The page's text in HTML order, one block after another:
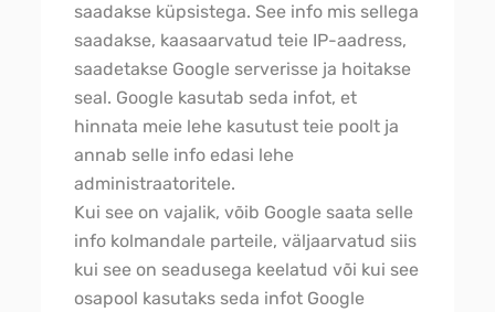
saadakse küpsistega. See info mis sellega
saadakse, kaasaarvatud teie IP-aadress,
saadetakse Google serverisse ja hoitakse
seal. Google kasutab seda infot, et
hinnata meie lehe kasutust teie poolt ja
annab selle info edasi lehe
administraatoritele.
Kui see on vajalik, võib Google saata selle
info kolmandale parteile, väljaarvatud siis
kui see on seadusega keelatud või kui see
osapool kasutaks seda infot Google